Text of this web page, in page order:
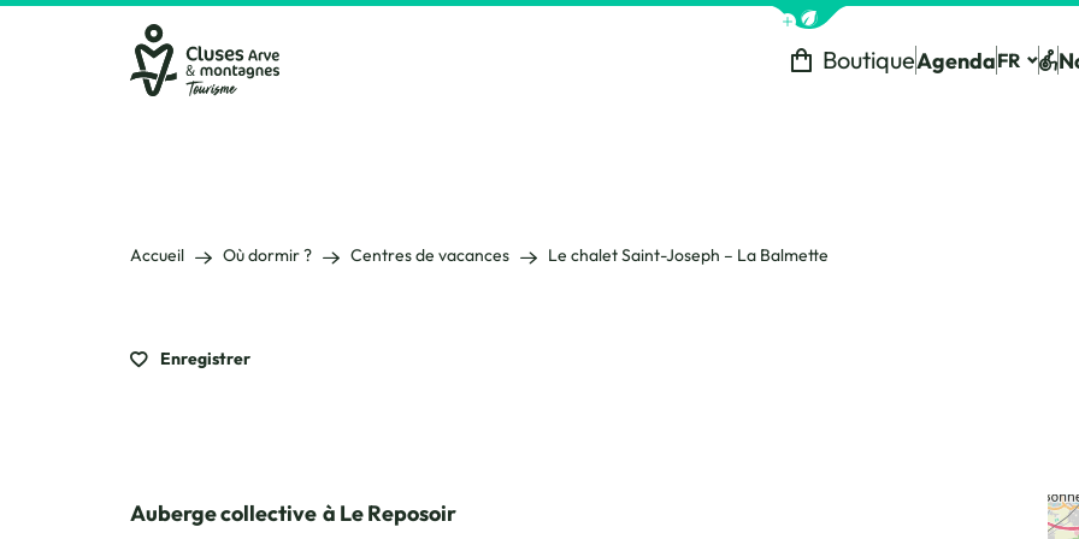
Afficher la barre de navigation
BoutiqueAgendaFR
Accueil Où dormir ? Centres de vacances Le chalet Saint-Joseph – La Balmette
Enregistrer
Auberge collective à Le Reposoir